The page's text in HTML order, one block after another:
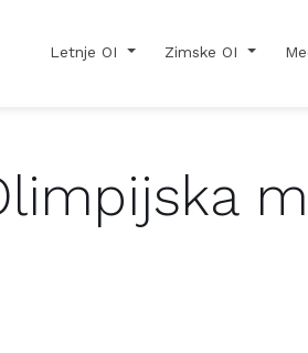
Letnje OI Zimske OI